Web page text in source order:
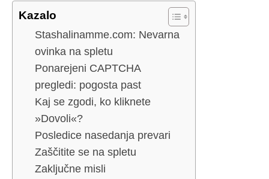
Kazalo
Stashalinamme.com: Nevarna
ovinka na spletu
Ponarejeni CAPTCHA
pregledi: pogosta past
Kaj se zgodi, ko kliknete
»Dovoli«?
Posledice nasedanja prevari
Zaščitite se na spletu
Zaključne misli